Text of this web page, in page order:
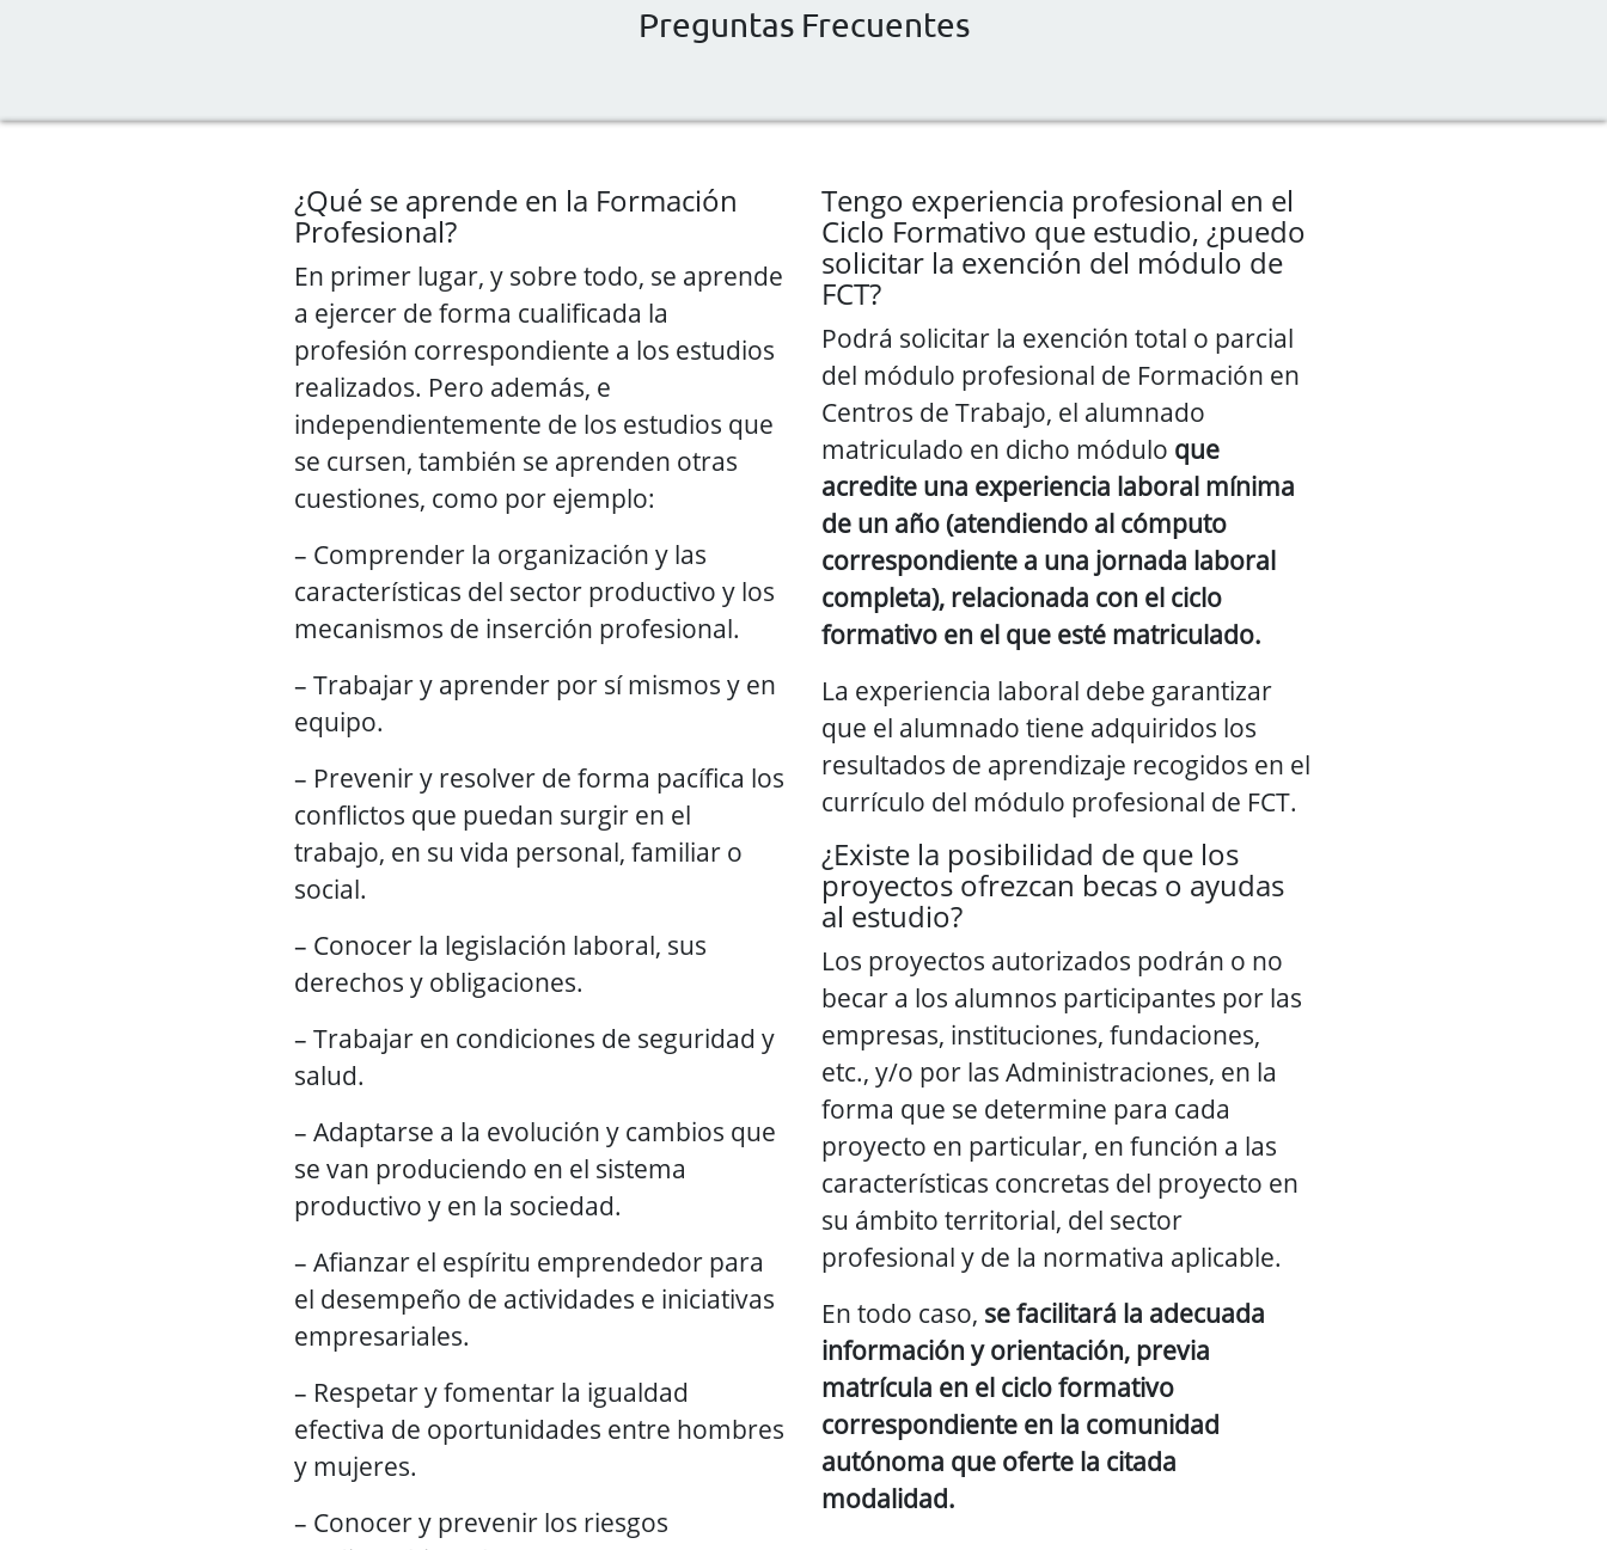
Preguntas Frecuentes
¿Qué se aprende en la Formación
Profesional?
En primer lugar, y sobre todo, se aprende
a ejercer de forma cualificada la
profesión correspondiente a los estudios
realizados. Pero además, e
independientemente de los estudios que
se cursen, también se aprenden otras
cuestiones, como por ejemplo:
– Comprender la organización y las
características del sector productivo y los
mecanismos de inserción profesional.
– Trabajar y aprender por sí mismos y en
equipo.
– Prevenir y resolver de forma pacífica los
conflictos que puedan surgir en el
trabajo, en su vida personal, familiar o
social.
– Conocer la legislación laboral, sus
derechos y obligaciones.
– Trabajar en condiciones de seguridad y
salud.
– Adaptarse a la evolución y cambios que
se van produciendo en el sistema
productivo y en la sociedad.
– Afianzar el espíritu emprendedor para
el desempeño de actividades e iniciativas
empresariales.
– Respetar y fomentar la igualdad
efectiva de oportunidades entre hombres
y mujeres.
– Conocer y prevenir los riesgos
Tengo experiencia profesional en el
Ciclo Formativo que estudio, ¿puedo
solicitar la exención del módulo de
FCT?
Podrá solicitar la exención total o parcial
del módulo profesional de Formación en
Centros de Trabajo, el alumnado
matriculado en dicho módulo que
acredite una experiencia laboral mínima
de un año (atendiendo al cómputo
correspondiente a una jornada laboral
completa), relacionada con el ciclo
formativo en el que esté matriculado.
La experiencia laboral debe garantizar
que el alumnado tiene adquiridos los
resultados de aprendizaje recogidos en el
currículo del módulo profesional de FCT.
¿Existe la posibilidad de que los
proyectos ofrezcan becas o ayudas
al estudio?
Los proyectos autorizados podrán o no
becar a los alumnos participantes por las
empresas, instituciones, fundaciones,
etc., y/o por las Administraciones, en la
forma que se determine para cada
proyecto en particular, en función a las
características concretas del proyecto en
su ámbito territorial, del sector
profesional y de la normativa aplicable.
En todo caso, se facilitará la adecuada
información y orientación, previa
matrícula en el ciclo formativo
correspondiente en la comunidad
autónoma que oferte la citada
modalidad.